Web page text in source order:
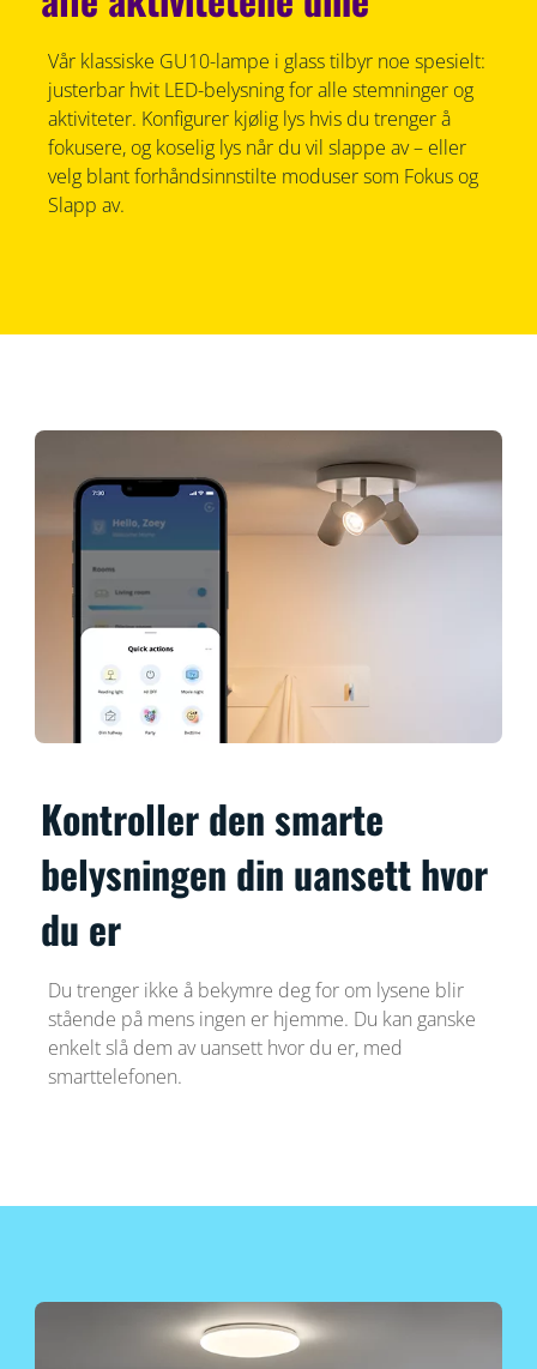
Vår klassiske GU10-lampe i glass tilbyr noe spesielt:
justerbar hvit LED-belysning for alle stemninger og
aktiviteter. Konfigurer kjølig lys hvis du trenger å
fokusere, og koselig lys når du vil slappe av – eller
velg blant forhåndsinnstilte moduser som Fokus og
Slapp av.
Kontroller den smarte
belysningen din uansett hvor
du er
Du trenger ikke å bekymre deg for om lysene blir
stående på mens ingen er hjemme. Du kan ganske
enkelt slå dem av uansett hvor du er, med
smarttelefonen.